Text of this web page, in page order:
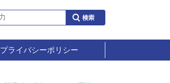
プライバシーポリシー